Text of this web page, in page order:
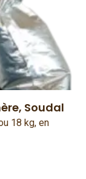
Soudal
18 kg, en